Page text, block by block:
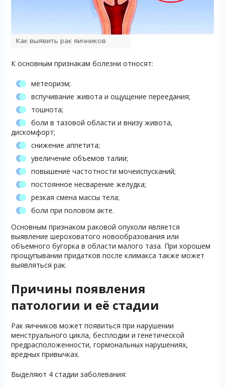
Как выявить рак яичников
К основным признакам болезни относят:
метеоризм;
вспучивание живота и ощущение переедания;
тошнота;
боли в тазовой области и внизу живота,
дискомфорт;
снижение аппетита;
увеличение объемов талии;
повышение частотности мочеиспусканий;
постоянное несварение желудка;
резкая смена массы тела;
боли при половом акте.
Основным признаком раковой опухоли является
выявление шероховатого новообразования или
объемного бугорка в области малого таза. При хорошем
прощупывании придатков после климакса также может
выявляться рак.
Причины появления
патологии и её стадии
Рак яичников может появиться при нарушении
менструального цикла, бесплодии и генетической
предрасположенности, гормональных нарушениях,
вредных привычках.
Выделяют 4 стадии заболевания: